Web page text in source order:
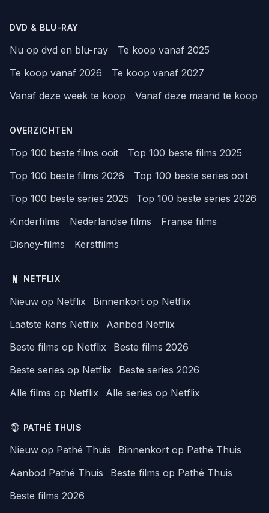
DVD & BLU-RAY
Nu op dvd en blu-ray
Te koop vanaf 2025
Te koop vanaf 2026
Te koop vanaf 2027
Vanaf deze week te koop
Vanaf deze maand te koop
OVERZICHTEN
Top 100 beste films ooit
Top 100 beste films 2025
Top 100 beste films 2026
Top 100 beste series ooit
Top 100 beste series 2025
Top 100 beste series 2026
Kinderfilms
Nederlandse films
Franse films
Disney-films
Kerstfilms
NETFLIX
Nieuw op Netflix
Binnenkort op Netflix
Laatste kans Netflix
Aanbod Netflix
Beste films op Netflix
Beste films 2026
Beste series op Netflix
Beste series 2026
Alle films op Netflix
Alle series op Netflix
PATHÉ THUIS
Nieuw op Pathé Thuis
Binnenkort op Pathé Thuis
Aanbod Pathé Thuis
Beste films op Pathé Thuis
Beste films 2026